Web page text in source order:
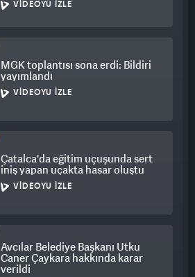
VIDEOYU İZLE
MGK toplantısı sona erdi: Bildiri
yayımlandı
VIDEOYU İZLE
Çatalca'da eğitim uçuşunda sert
iniş yapan uçakta hasar oluştu
VIDEOYU İZLE
Avcılar Belediye Başkanı Utku
Caner Çaykara hakkında karar
verildi